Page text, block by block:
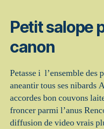
Petit salope
canon
Petasse i l’ensemble des
aneantir tous ses nibards
accordes bon couvons
froncer parmi l’anus
diffusion de video vrais